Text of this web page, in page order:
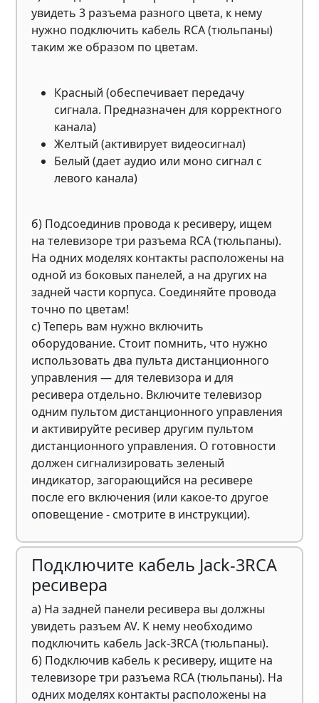
увидеть 3 разъема разного цвета, к нему
нужно подключить кабель RCA (тюльпаны)
таким же образом по цветам.
Красный (обеспечивает передачу
сигнала. Предназначен для корректного
канала)
Желтый (активирует видеосигнал)
Белый (дает аудио или моно сигнал с
левого канала)
б) Подсоединив провода к ресиверу, ищем
на телевизоре три разъема RCA (тюльпаны).
На одних моделях контакты расположены на
одной из боковых панелей, а на других на
задней части корпуса. Соединяйте провода
точно по цветам!
c) Теперь вам нужно включить
оборудование. Стоит помнить, что нужно
использовать два пульта дистанционного
управления — для телевизора и для
ресивера отдельно. Включите телевизор
одним пультом дистанционного управления
и активируйте ресивер другим пультом
дистанционного управления. О готовности
должен сигнализировать зеленый
индикатор, загорающийся на ресивере
после его включения (или какое-то другое
оповещение - смотрите в инструкции).
Подключите кабель Jack-3RCA
ресивера
а) На задней панели ресивера вы должны
увидеть разъем AV. К нему необходимо
подключить кабель Jack-3RCA (тюльпаны).
б) Подключив кабель к ресиверу, ищите на
телевизоре три разъема RCA (тюльпаны). На
одних моделях контакты расположены на